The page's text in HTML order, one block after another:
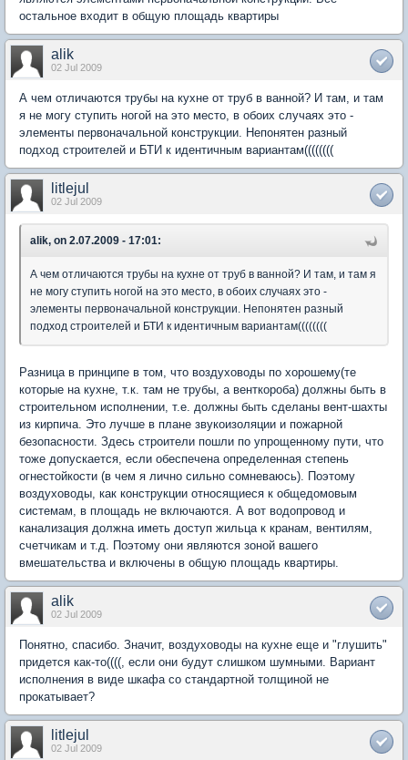
остальное входит в общую площадь квартиры
alik
02 Jul 2009
А чем отличаются трубы на кухне от труб в ванной? И там, и там
я не могу ступить ногой на это место, в обоих случаях это -
элементы первоначальной конструкции. Непонятен разный
подход строителей и БТИ к идентичным вариантам((((((((
litlejul
02 Jul 2009
alik, on 2.07.2009 - 17:01:
А чем отличаются трубы на кухне от труб в ванной? И там, и там я
не могу ступить ногой на это место, в обоих случаях это -
элементы первоначальной конструкции. Непонятен разный
подход строителей и БТИ к идентичным вариантам((((((((
Разница в принципе в том, что воздуховоды по хорошему(те
которые на кухне, т.к. там не трубы, а венткороба) должны быть в
строительном исполнении, т.е. должны быть сделаны вент-шахты
из кирпича. Это лучше в плане звукоизоляции и пожарной
безопасности. Здесь строители пошли по упрощенному пути, что
тоже допускается, если обеспечена определенная степень
огнестойкости (в чем я лично сильно сомневаюсь). Поэтому
воздуховоды, как конструкции относящиеся к общедомовым
системам, в площадь не включаются. А вот водопровод и
канализация должна иметь доступ жильца к кранам, вентилям,
счетчикам и т.д. Поэтому они являются зоной вашего
вмешательства и включены в общую площадь квартиры.
alik
02 Jul 2009
Понятно, спасибо. Значит, воздуховоды на кухне еще и "глушить"
придется как-то((((, если они будут слишком шумными. Вариант
исполнения в виде шкафа со стандартной толщиной не
прокатывает?
litlejul
02 Jul 2009